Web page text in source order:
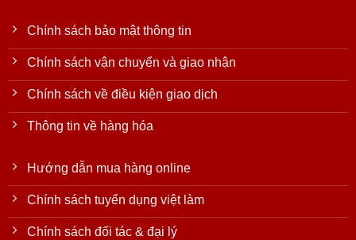
Chính sách bảo mật thông tin
Chính sách vận chuyển và giao nhận
Chính sách về điều kiện giao dịch
Thông tin về hàng hóa
Hướng dẫn mua hàng online
Chính sách tuyển dụng việt làm
Chính sách đối tác & đại lý